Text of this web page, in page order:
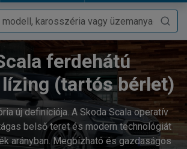
ferdehátú
(tartós bérlet)
új definíciója. A Skoda Scala operatív
belső teret és modern technológiát
arányban. Megbízható és gazdaságos